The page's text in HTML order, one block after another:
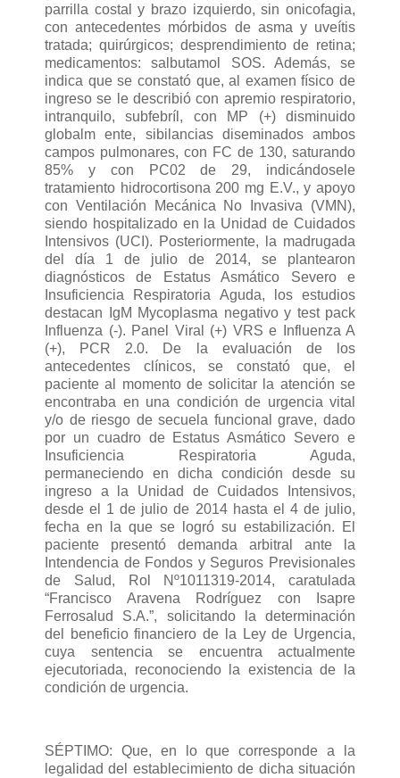
parrilla costal y brazo izquierdo, sin onicofagia,
con antecedentes mórbidos de asma y uveítis
tratada; quirúrgicos; desprendimiento de retina;
medicamentos: salbutamol SOS. Además, se
indica que se constató que, al examen físico de
ingreso se le describió con apremio respiratorio,
intranquilo, subfebríl, con MP (+) disminuido
globalm ente, sibilancias diseminados ambos
campos pulmonares, con FC de 130, saturando
85% y con PC02 de 29, indicándosele
tratamiento hidrocortisona 200 mg E.V., y apoyo
con Ventilación Mecánica No Invasiva (VMN),
siendo hospitalizado en la Unidad de Cuidados
Intensivos (UCI). Posteriormente, la madrugada
del día 1 de julio de 2014, se plantearon
diagnósticos de Estatus Asmático Severo e
Insuficiencia Respiratoria Aguda, los estudios
destacan IgM Mycoplasma negativo y test pack
Influenza (-). Panel Viral (+) VRS e Influenza A
(+), PCR 2.0. De la evaluación de los
antecedentes clínicos, se constató que, el
paciente al momento de solicitar la atención se
encontraba en una condición de urgencia vital
y/o de riesgo de secuela funcional grave, dado
por un cuadro de Estatus Asmático Severo e
Insuficiencia Respiratoria Aguda,
permaneciendo en dicha condición desde su
ingreso a la Unidad de Cuidados Intensivos,
desde el 1 de julio de 2014 hasta el 4 de julio,
fecha en la que se logró su estabilización. El
paciente presentó demanda arbitral ante la
Intendencia de Fondos y Seguros Previsionales
de Salud, Rol Nº1011319-2014, caratulada
“Francisco Aravena Rodríguez con Isapre
Ferrosalud S.A.”, solicitando la determinación
del beneficio financiero de la Ley de Urgencia,
cuya sentencia se encuentra actualmente
ejecutoriada, reconociendo la existencia de la
condición de urgencia.
SÉPTIMO: Que, en lo que corresponde a la
legalidad del establecimiento de dicha situación